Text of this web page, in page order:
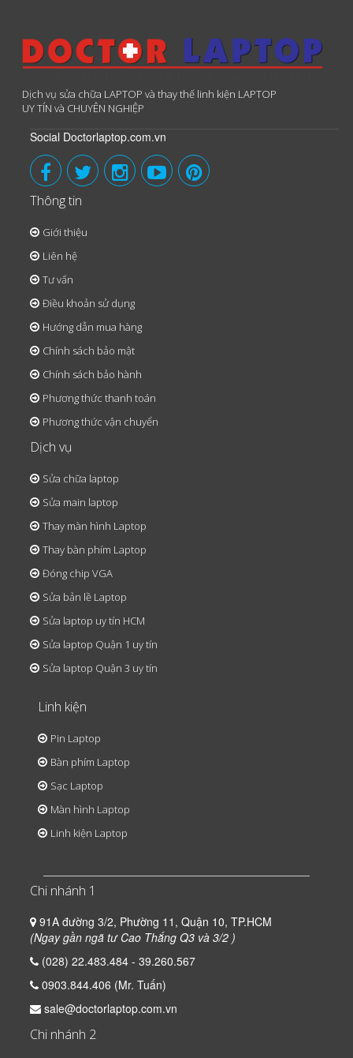
Dịch vụ sửa chữa LAPTOP và thay thế linh kiện LAPTOP
UY TÍN và CHUYÊN NGHIỆP
Social Doctorlaptop.com.vn
Thông tin
Giới thiệu
Liên hệ
Tư vấn
Điều khoản sử dụng
Hướng dẫn mua hàng
Chính sách bảo mật
Chính sách bảo hành
Phương thức thanh toán
Phương thức vận chuyển
Dịch vụ
Sửa chữa laptop
Sửa main laptop
Thay màn hình Laptop
Thay bàn phím Laptop
Đóng chip VGA
Sửa bản lề Laptop
Sửa laptop uy tín HCM
Sửa laptop Quận 1 uy tín
Sửa laptop Quận 3 uy tín
Linh kiện
Pin Laptop
Bàn phím Laptop
Sạc Laptop
Màn hình Laptop
Linh kiện Laptop
Chi nhánh 1
91A đường 3/2, Phường 11, Quận 10, TP.HCM
(Ngay gần ngã tư Cao Thắng Q3 và 3/2 )
(028) 22.483.484 - 39.260.567
0903.844.406 (Mr. Tuấn)
sale@doctorlaptop.com.vn
Chi nhánh 2